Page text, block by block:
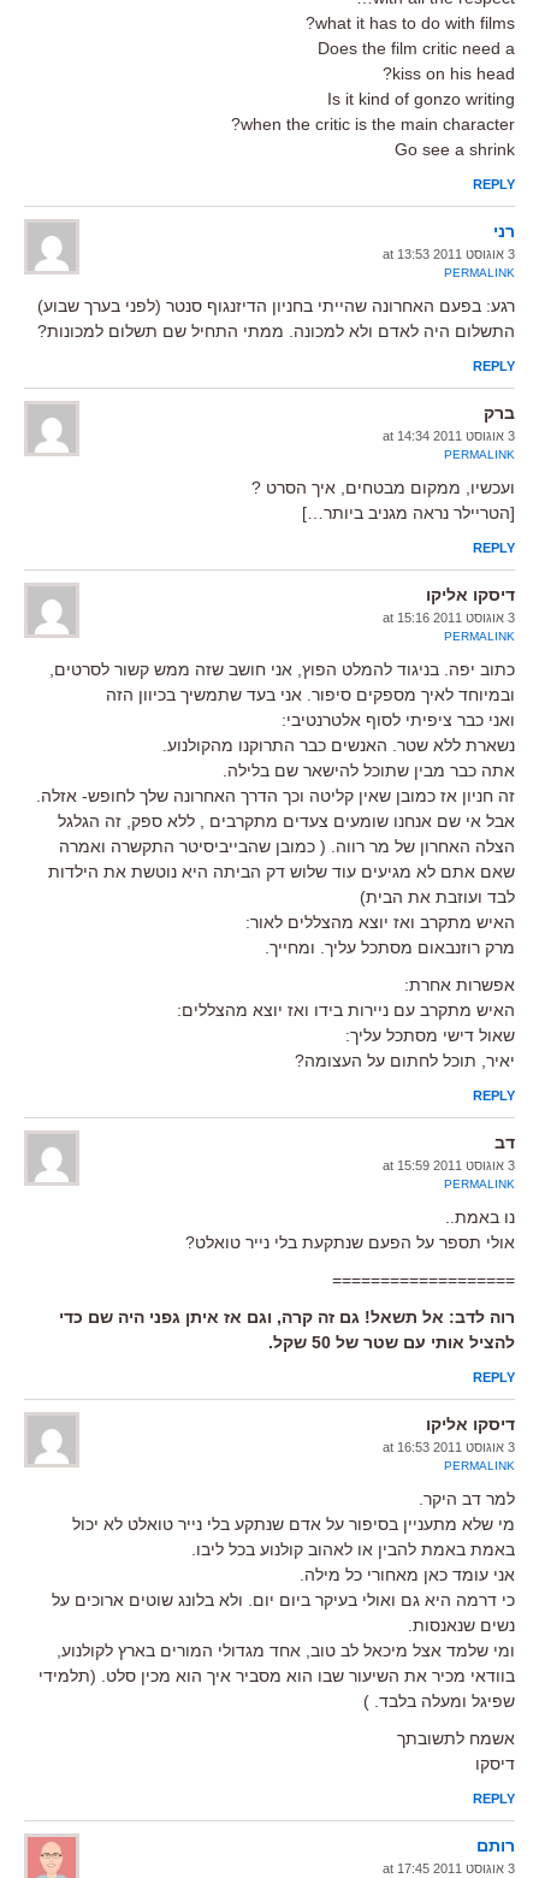
what it has to do with films?
Does the film critic need a
kiss on his head?
Is it kind of gonzo writing
when the critic is the main character?
Go see a shrink
REPLY
רני
3 אוגוסט 2011 at 13:53
PERMALINK
רגע: בפעם האחרונה שהייתי בחניון הדיזנגוף סנטר (לפני בערך שבוע)
התשלום היה לאדם ולא למכונה. ממתי התחיל שם תשלום למכונות?
REPLY
ברק
3 אוגוסט 2011 at 14:34
PERMALINK
ועכשיו, ממקום מבטחים, איך הסרט ?
[הטריילר נראה מגניב ביותר…]
REPLY
דיסקו אליקו
3 אוגוסט 2011 at 15:16
PERMALINK
כתוב יפה. בניגוד להמלט הפוץ, אני חושב שזה ממש קשור לסרטים,
ובמיוחד לאיך מספקים סיפור. אני בעד שתמשיך בכיוון הזה
ואני כבר ציפיתי לסוף אלטרנטיבי:
נשארת ללא שטר. האנשים כבר התרוקנו מהקולנוע.
אתה כבר מבין שתוכל להישאר שם בלילה.
זה חניון אז כמובן שאין קליטה וכך הדרך האחרונה שלך לחופש- אזלה.
אבל אי שם אנחנו שומעים צעדים מתקרבים , ללא ספק, זה הגלגל
הצלה האחרון של מר רווה. ( כמובן שהבייביסיטר התקשרה ואמרה
שאם אתם לא מגיעים עוד שלוש דק הביתה היא נוטשת את הילדות
לבד ועוזבת את הבית)
האיש מתקרב ואז יוצא מהצללים לאור:
מרק רוזנבאום מסתכל עליך. ומחייך.
אפשרות אחרת:
האיש מתקרב עם ניירות בידו ואז יוצא מהצללים:
שאול דישי מסתכל עליך:
יאיר, תוכל לחתום על העצומה?
REPLY
דב
3 אוגוסט 2011 at 15:59
PERMALINK
נו באמת..
אולי תספר על הפעם שנתקעת בלי נייר טואלט?
===================
רוה לדב: אל תשאל! גם זה קרה, וגם אז איתן גפני היה שם כדי
להציל אותי עם שטר של 50 שקל.
REPLY
דיסקו אליקו
3 אוגוסט 2011 at 16:53
PERMALINK
למר דב היקר.
מי שלא מתעניין בסיפור על אדם שנתקע בלי נייר טואלט לא יכול
באמת באמת להבין או לאהוב קולנוע בכל ליבו.
אני עומד כאן מאחורי כל מילה.
כי דרמה היא גם ואולי בעיקר ביום יום. ולא בלונג שוטים ארוכים על
נשים שנאנסות.
ומי שלמד אצל מיכאל לב טוב, אחד מגדולי המורים בארץ לקולנוע,
בוודאי מכיר את השיעור שבו הוא מסביר איך הוא מכין סלט. (תלמידי
שפיגל ומעלה בלבד. )
אשמח לתשובתך
דיסקו
REPLY
רותם
3 אוגוסט 2011 at 17:45